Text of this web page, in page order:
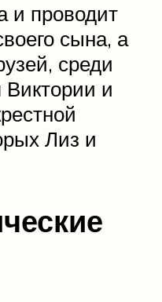
и проводит
сына, а
среди
Виктории и
Лиз и